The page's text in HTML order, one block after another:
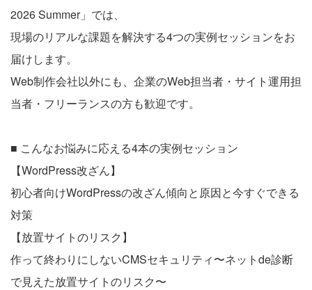
2026 Summer」では、
現場のリアルな課題を解決する4つの実例セッションをお
届けします。
Web制作会社以外にも、企業のWeb担当者・サイト運用担
当者・フリーランスの方も歓迎です。
■ こんなお悩みに応える4本の実例セッション
【WordPress改ざん】
初心者向けWordPressの改ざん傾向と原因と今すぐできる
対策
【放置サイトのリスク】
作って終わりにしないCMSセキュリティ〜ネットde診断
で見えた放置サイトのリスク〜